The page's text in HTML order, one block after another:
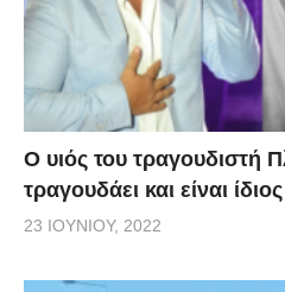
O υιός του τραγουδιστή
τραγουδάει και είναι
23 ΙΟΥΝΊΟΥ, 2022